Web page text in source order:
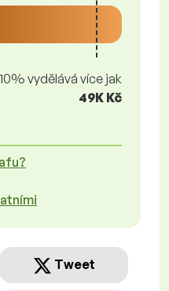
10% vydělává více jak
49K Kč
Tweet